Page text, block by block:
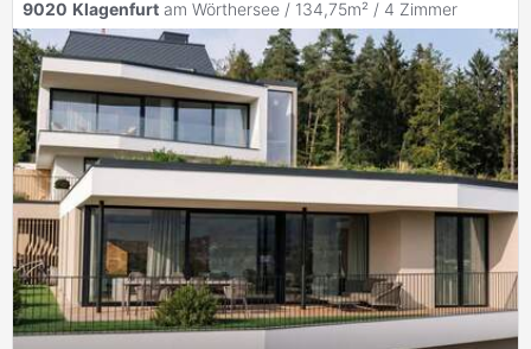
9020 Klagenfurt am Wörthersee / 134,75m² / 4 Zimmer